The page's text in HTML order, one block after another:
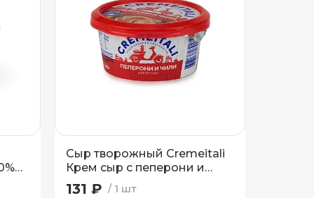
Сыр творожный Cremeitali
Крем сыр с пеперони и
чили 60% 140г
1 шт
131 ₽